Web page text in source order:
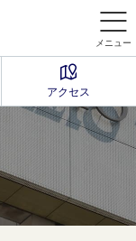
メニュー
アクセス